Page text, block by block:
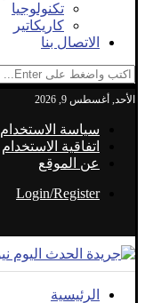
تكنولوجيا
كاريكاتير
الاتصال بنا
الأحد, أغسطس 9, 2026
سياسة الاستخدام
اتفاقية الاستخدام
عن الموقع
Login/Register
الرئيسية